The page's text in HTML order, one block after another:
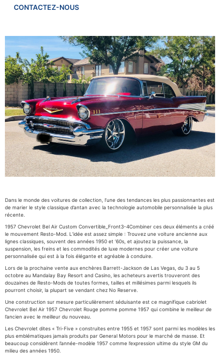
CONTACTEZ-NOUS
Dans le monde des voitures de collection, l’une des tendances les plus passionnantes est
de marier le style classique d’antan avec la technologie automobile personnalisée la plus
récente.
1957 Chevrolet Bel Air Custom Convertible_Front3-4Combiner ces deux éléments a créé
le mouvement Resto-Mod. L’idée est assez simple : Trouvez une voiture ancienne aux
lignes classiques, souvent des années 1950 et ʼ60s, et ajoutez la puissance, la
suspension, les freins et les commodités de luxe modernes pour créer une voiture
personnalisée qui est à la fois élégante et agréable à conduire.
Lors de la prochaine vente aux enchères Barrett-Jackson de Las Vegas, du 3 au 5
octobre au Mandalay Bay Resort and Casino, les acheteurs avertis trouveront des
douzaines de Resto-Mods de toutes formes, tailles et millésimes parmi lesquels ils
pourront choisir, la plupart se vendant chez No Reserve.
Une construction sur mesure particulièrement séduisante est ce magnifique cabriolet
Chevrolet Bel Air 1957 Chevrolet Rouge pomme pomme 1957 qui combine le meilleur de
l’ancien avec le meilleur du nouveau.
Les Chevrolet dites « Tri-Five » construites entre 1955 et 1957 sont parmi les modèles les
plus emblématiques jamais produits par General Motors pour le marché de masse. Et
beaucoup considèrent l’année-modèle 1957 comme l’expression ultime du style GM du
milieu des années 1950.